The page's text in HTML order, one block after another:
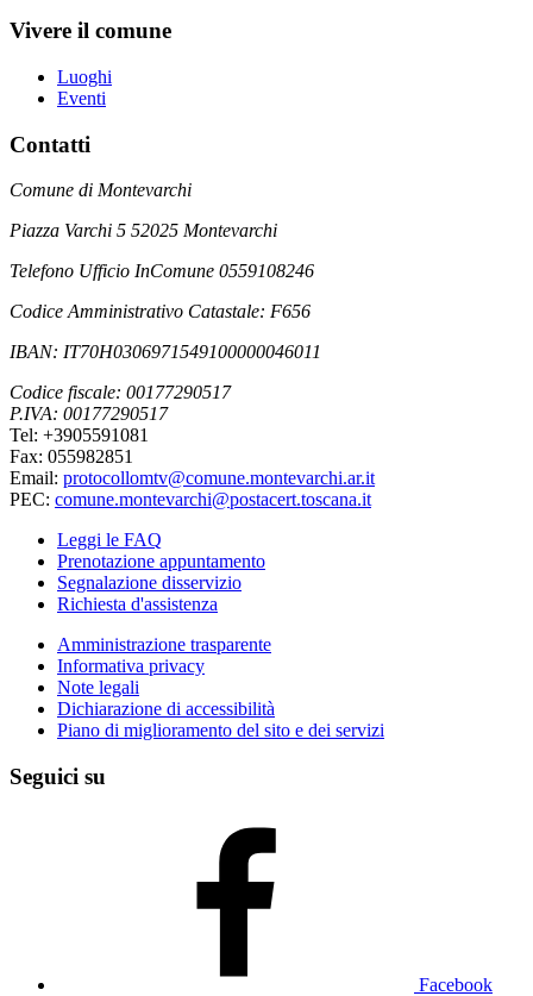
Vivere il comune
Luoghi
Eventi
Contatti
Comune di Montevarchi
Piazza Varchi 5 52025 Montevarchi
Telefono Ufficio InComune 0559108246
Codice Amministrativo Catastale: F656
IBAN: IT70H0306971549100000046011
Codice fiscale: 00177290517
P.IVA: 00177290517
Tel: +3905591081
Fax: 055982851
Email: protocollomtv@comune.montevarchi.ar.it
PEC: comune.montevarchi@postacert.toscana.it
Leggi le FAQ
Prenotazione appuntamento
Segnalazione disservizio
Richiesta d'assistenza
Amministrazione trasparente
Informativa privacy
Note legali
Dichiarazione di accessibilità
Piano di miglioramento del sito e dei servizi
Seguici su
Facebook